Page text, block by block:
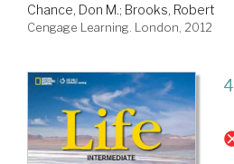
Chance, Don M.; Brooks, Robert
Cengage Learning. London, 2012